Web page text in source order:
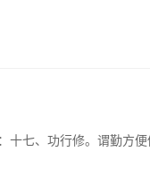
十七、功行修。谓勤方